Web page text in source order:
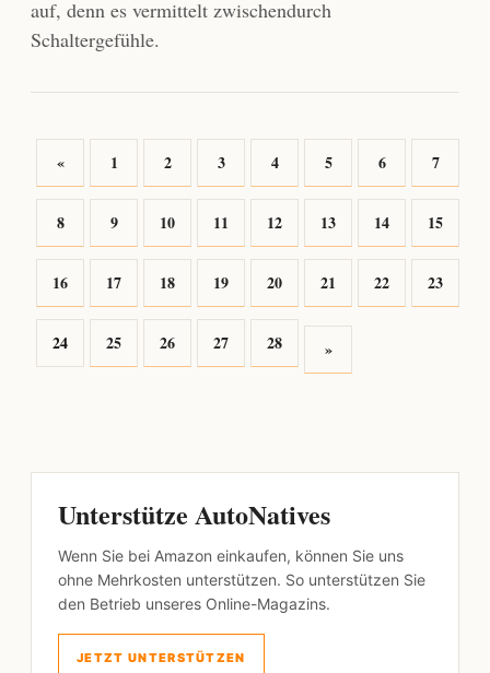
auf, denn es vermittelt zwischendurch
Schaltergefühle.
« 1 2 3 4 5 6 7
8 9 10 11 12 13 14 15
16 17 18 19 20 21 22 23
24 25 26 27 28 »
Unterstütze AutoNatives
Wenn Sie bei Amazon einkaufen, können Sie uns
ohne Mehrkosten unterstützen. So unterstützen Sie
den Betrieb unseres Online-Magazins.
JETZT UNTERSTÜTZEN